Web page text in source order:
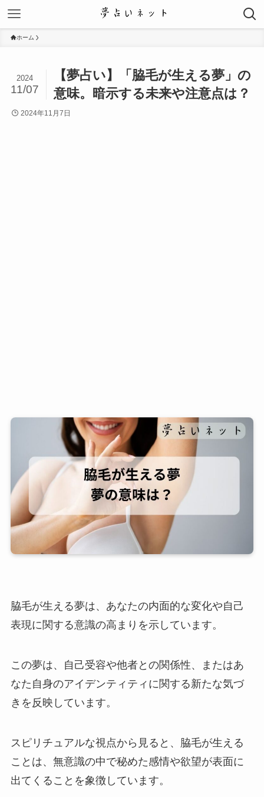
ホーム
【夢占い】「脇毛が生える夢」の
意味。暗示する未来や注意点は？
2024
11/07
2024年11月7日
脇毛が生える夢は、あなたの内面的な変化や自己
表現に関する意識の高まりを示しています。
この夢は、自己受容や他者との関係性、またはあ
なた自身のアイデンティティに関する新たな気づ
きを反映しています。
スピリチュアルな視点から見ると、脇毛が生える
ことは、無意識の中で秘めた感情や欲望が表面に
出てくることを象徴しています。